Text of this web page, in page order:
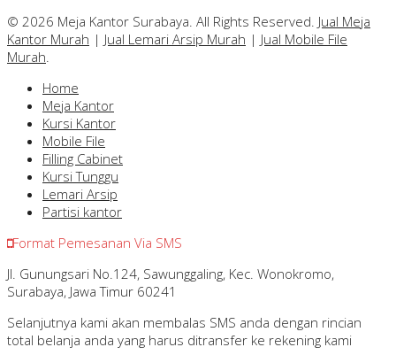
© 2026 Meja Kantor Surabaya. All Rights Reserved. Jual Meja
Kantor Murah | Jual Lemari Arsip Murah | Jual Mobile File
Murah
Home
Meja Kantor
Kursi Kantor
Mobile File
Filling Cabinet
Kursi Tunggu
Lemari Arsip
Partisi kantor
Format Pemesanan Via SMS
Jl. Gunungsari No.124, Sawunggaling, Kec. Wonokromo,
Surabaya, Jawa Timur 60241
Selanjutnya kami akan membalas SMS anda dengan rincian
total belanja anda yang harus ditransfer ke rekening kami